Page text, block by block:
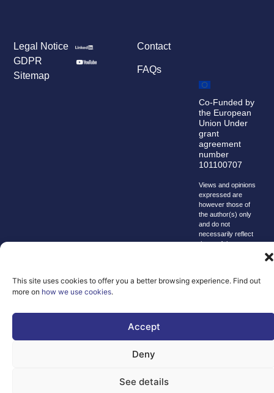
This site uses cookies to offer you a better browsing experience. Find out
more on how we use cookies.
Accept
Deny
See details
Contact
FAQs
Legal Notice
GDPR
Sitemap
Co-Funded by
the European
Union Under
grant
agreement
number
101100707
Views and opinions
expressed are
however those of
the author(s) only
and do not
necessarily reflect
those of the
Communications
Neither the
authority can be